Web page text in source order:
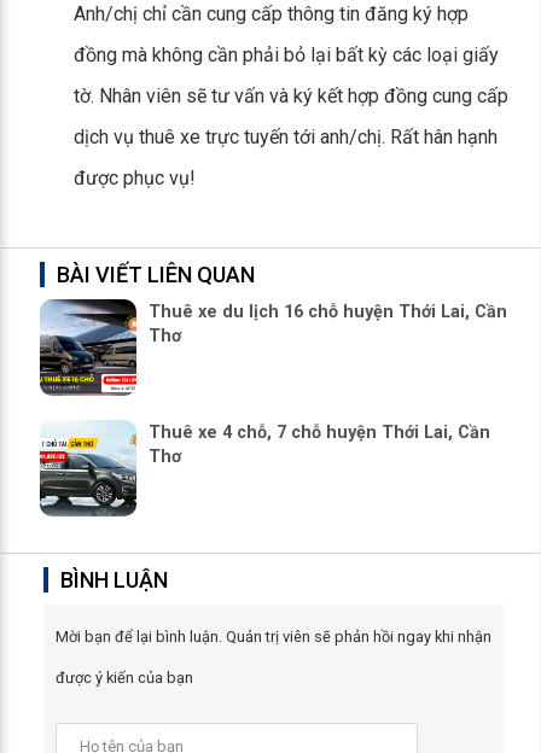
Anh/chị chỉ cần cung cấp thông tin đăng ký hợp
đồng mà không cần phải bỏ lại bất kỳ các loại giấy
tờ. Nhân viên sẽ tư vấn và ký kết hợp đồng cung cấp
dịch vụ thuê xe trực tuyến tới anh/chị. Rất hân hạnh
được phục vụ!
BÀI VIẾT LIÊN QUAN
Thuê xe du lịch 16 chỗ huyện Thới Lai, Cần
Thơ
Thuê xe 4 chỗ, 7 chỗ huyện Thới Lai, Cần
Thơ
BÌNH LUẬN
Mời bạn để lại bình luận. Quản trị viên sẽ phản hồi ngay khi nhận
được ý kiến của bạn